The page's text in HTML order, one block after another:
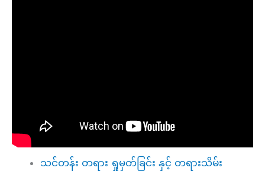
သင်တန်း တရား ရှုမှတ်ခြင်း နှင့် တရားသိမ်း